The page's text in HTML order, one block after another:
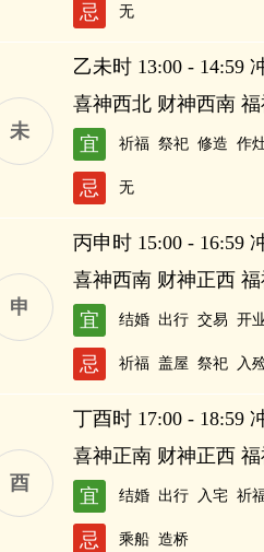
忌 无
未
乙未时 13:00 - 14:59
喜神西北 财神西南
宜
祈福 祭祀 修造 作
忌 无
申
丙申时 15:00 - 16:59
喜神西南 财神正西
宜
结婚 出行 交易 开
忌 祈福 盖屋 祭祀 入
酉
丁酉时 17:00 - 18:59
喜神正南 财神正西
宜
结婚 出行 入宅 祈
忌 乘船 造桥